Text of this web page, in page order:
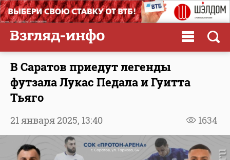
В Саратов приедут легенды
футзала Лукас Педала и Гуитта
Тьяго
1634
21 января 2025, 13:40